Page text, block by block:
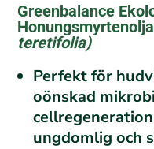
Greenbalance
teretifolia)
Perfekt för
oönskad
ungdomlig och